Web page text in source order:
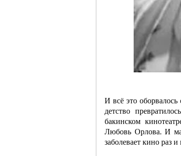
И всё это
детство
бакинском
Любовь Орлова. И
заболевает кино раз и